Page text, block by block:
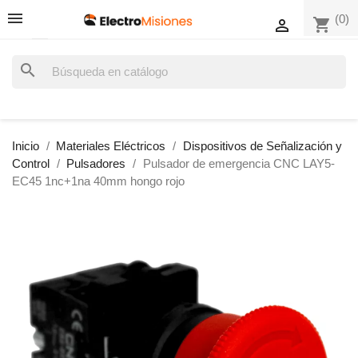
shopping_cart (0)

search
Inicio Materiales Eléctricos
Dispositivos de Señalización y
Control
Pulsadores
Pulsador de emergencia CNC LAY5-
EC45 1nc+1na 40mm hongo rojo